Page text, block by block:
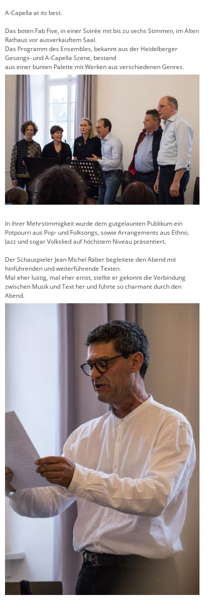
A-Capella at its best.
Das boten Fab Five, in einer Soirée mit bis zu sechs Stimmen, im Alten
Rathaus vor ausverkauftem Saal.
Das Programm des Ensembles, bekannt aus der Heidelberger
Gesangs- und A-Capella Szene, bestand
aus einer bunten Palette mit Werken aus verschiedenen Genres.
In ihrer Mehrstimmigkeit wurde dem gutgelaunten Publikum ein
Potpourri aus Pop- und Folksongs, sowie Arrangements aus Ethno,
Jazz und sogar Volkslied auf höchstem Niveau präsentiert.
Der Schauspieler Jean Michel Räber begleitete den Abend mit
hinführenden und weiterführende Texten.
Mal eher lustig, mal eher ernst, stellte er gekonnt die Verbindung
zwischen Musik und Text her und führte so charmant durch den
Abend.